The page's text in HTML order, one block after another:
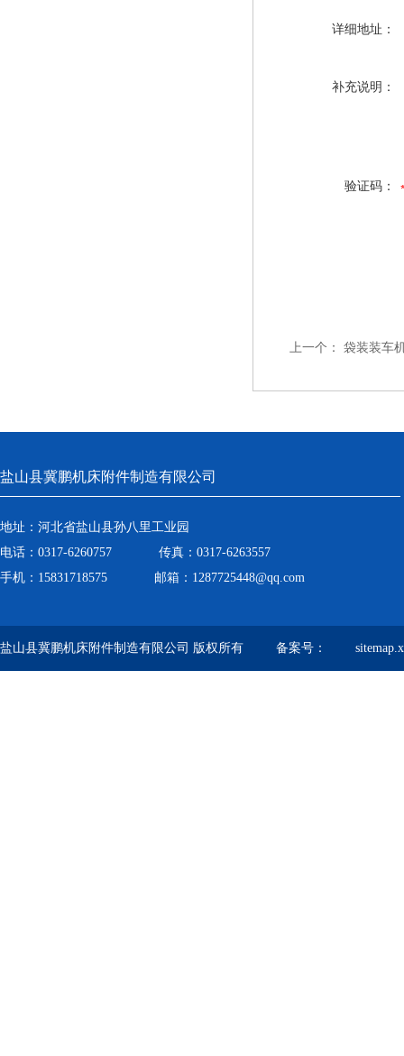
详细地址：
补充说明：
验证码：
上一个： 袋装装车
盐山县冀鹏机床附件制造有限公司
地址：河北省盐山县孙八里工业园
电话：0317-6260757 传真：0317-6263557
手机：15831718575 邮箱：1287725448@qq.com
盐山县冀鹏机床附件制造有限公司 版权所有 备案号：